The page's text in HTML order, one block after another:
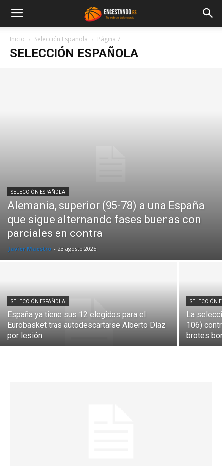
Inicio Selección Española Página 7
SELECCIÓN ESPAÑOLA
SELECCIÓN ESPAÑOLA
Alemania, superior (95-78) a una España
que sigue alternando fases buenas con
parciales en contra
Javier Maestro - 23 agosto 2025
SELECCIÓN ESPAÑOLA
España ya tiene sus 12 elegidos para el
Eurobasket tras autodescartarse Alberto Díaz
por lesión
SELECCIÓN
La
106)
brotes